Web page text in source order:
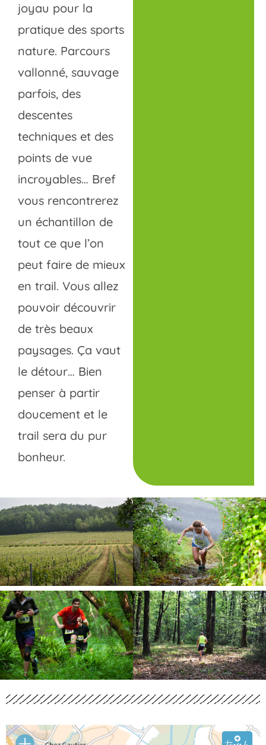
joyau pour la
pratique des sports
nature. Parcours
vallonné, sauvage
parfois, des
descentes
techniques et des
points de vue
incroyables… Bref
vous rencontrerez
un échantillon de
tout ce que l’on
peut faire de mieux
en trail. Vous allez
pouvoir découvrir
de très beaux
paysages. Ça vaut
le détour… Bien
penser à partir
doucement et le
trail sera du pur
bonheur.